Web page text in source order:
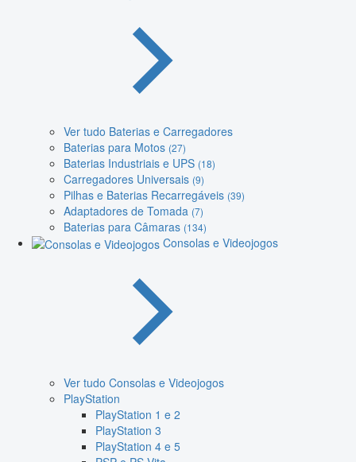
Ver tudo Baterias e Carregadores
Baterias para Motos (27)
Baterias Industriais e UPS (18)
Carregadores Universais (9)
Pilhas e Baterias Recarregáveis (39)
Adaptadores de Tomada (7)
Baterias para Câmaras (134)
Consolas e Videojogos
Ver tudo Consolas e Videojogos
PlayStation
PlayStation 1 e 2
PlayStation 3
PlayStation 4 e 5